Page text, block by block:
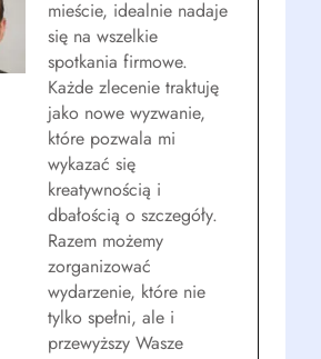
mieście, idealnie nadaje
się na wszelkie
spotkania firmowe.
Każde zlecenie traktuję
jako nowe wyzwanie,
które pozwala mi
wykazać się
kreatywnością i
dbałością o szczegóły.
Razem możemy
zorganizować
wydarzenie, które nie
tylko spełni, ale i
przewyższy Wasze